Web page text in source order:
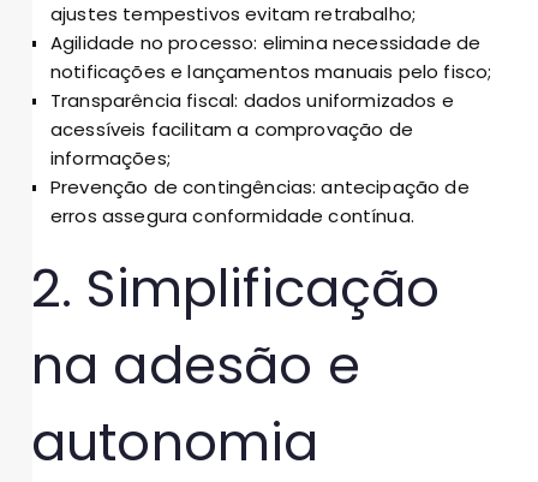
ajustes tempestivos evitam retrabalho;
Agilidade no processo: elimina necessidade de
notificações e lançamentos manuais pelo fisco;
Transparência fiscal: dados uniformizados e
acessíveis facilitam a comprovação de
informações;
Prevenção de contingências: antecipação de
erros assegura conformidade contínua.
2. Simplificação
na adesão e
autonomia